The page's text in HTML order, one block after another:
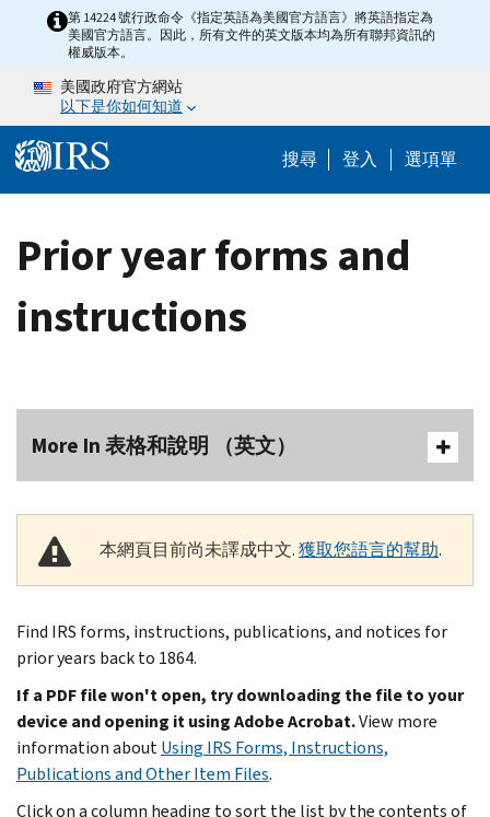
Skip to main content
第 14224 號行政命令《指定英語為美國官方語言》將英語指定為
美國官方語言。因此，所有文件的英文版本均為所有聯邦資訊的
權威版本。
美國政府官方網站
以下是你如何知道
搜尋 Help Menu
登入 選項單
Prior year forms and
instructions
More In 表格和說明 （英文）
本網頁目前尚未譯成中文.獲取您語言的幫助.
Find IRS forms, instructions, publications, and notices for
prior years back to 1864.
If a PDF file won't open, try downloading the file to your
device and opening it using Adobe Acrobat.View more
information aboutUsing IRS Forms, Instructions,
Publications and Other Item Files.
Click on a column heading to sort the list by the contents of